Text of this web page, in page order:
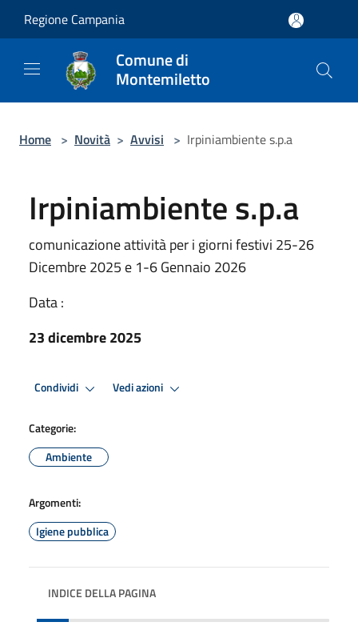
Regione Campania
Comune di
Montemiletto
Home > Novità > Avvisi > Irpiniambiente s.p.a
Irpiniambiente s.p.a
comunicazione attività per i giorni festivi 25-26
Dicembre 2025 e 1-6 Gennaio 2026
Data :
23 dicembre 2025
Condividi Vedi azioni
Categorie:
Ambiente
Argomenti:
Igiene pubblica
INDICE DELLA PAGINA